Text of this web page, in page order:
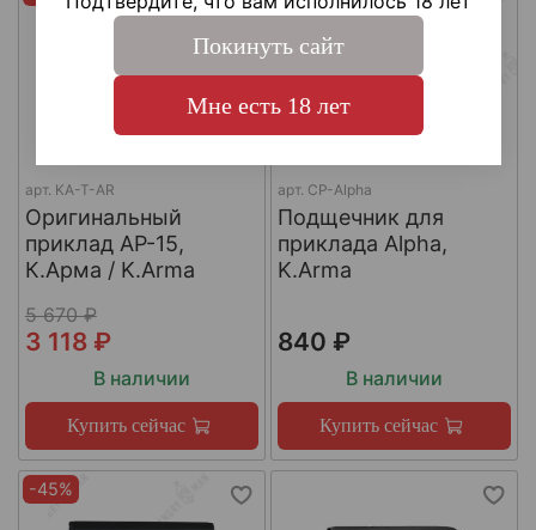
арт. KA-T-AR
Оригинальный
приклад AР-15,
К.Арма / K.Arma
5 670 ₽
3 118 ₽
В наличии
Купить сейчас
арт. CP-Alpha
Подщечник для
приклада Alpha,
K.Arma
840 ₽
В наличии
Купить сейчас
-45%
Покинуть сайт
Мне есть 18 лет